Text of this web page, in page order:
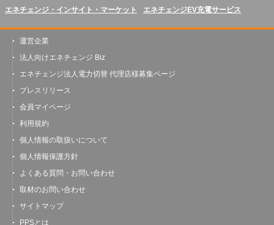
エネチェンジ・インサイト・マーケット
エネチェンジEV充電サービス
運営企業
法人向けエネチェンジ Biz
エネチェンジ法人電力切替 代理店様募集ページ
プレスリリース
会員マイページ
利用規約
個人情報の取扱いについて
個人情報保護方針
よくある質問・お問い合わせ
取材のお問い合わせ
サイトマップ
PPSとは